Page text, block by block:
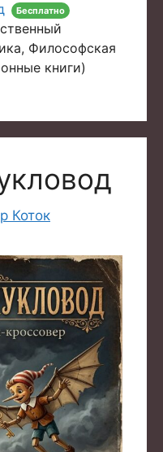
Бесплатно
Философская
книги)
Коток